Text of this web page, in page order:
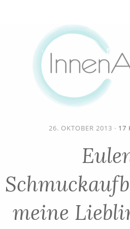
26. OKTOBER 2013 · 17
meine